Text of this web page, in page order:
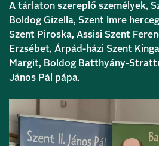
A tárlaton szereplő személyek,
Boldog Gizella, Szent Imre
Szent Piroska, Assisi Szent
Erzsébet, Árpád-házi Szent
Margit, Boldog Batthyány-
János Pál pápa.